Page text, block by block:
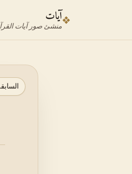
❖آيات
منشئ صور آيات